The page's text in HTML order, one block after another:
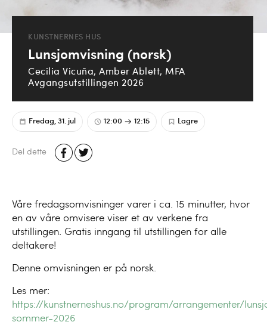
KUNSTNERNES HUS
Lunsjomvisning (norsk)
Cecilia Vicuña, Amber Ablett, MFA
Avgangsutstillingen 2026
Fredag, 31. jul 12:00 12:15 Lagre
Del dette
Våre fredagsomvisninger varer i ca. 15 minutter, hvor
en av våre omvisere viser et av verkene fra
utstillingen. Gratis inngang til utstillingen for alle
deltakere!
Denne omvisningen er på norsk.
Les mer:
https://kunstnerneshus.no/program/arrangementer/
sommer-2026